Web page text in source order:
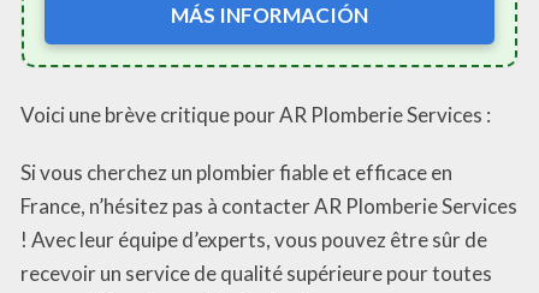
MÁS INFORMACIÓN
Voici une brève critique pour AR Plomberie Services :
Si vous cherchez un plombier fiable et efficace en
France, n’hésitez pas à contacter AR Plomberie Services
! Avec leur équipe d’experts, vous pouvez être sûr de
recevoir un service de qualité supérieure pour toutes